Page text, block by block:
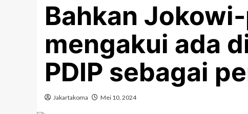
Bahkan
mengakui ada
PDIP sebagai
Jakartakoma Mei 10, 2024